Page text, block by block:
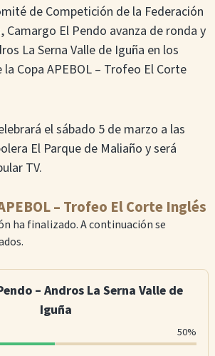
de Competición de la Federación
Camargo El Pendo avanza de ronda y
La Serna Valle de Iguña en los
Copa APEBOL – Trofeo El Corte
el sábado 5 de marzo a las
El Parque de Maliaño y será
TV.
– Trofeo El Corte Inglés
ha finalizado. A continuación se
– Andros La Serna Valle de
Iguña
50%